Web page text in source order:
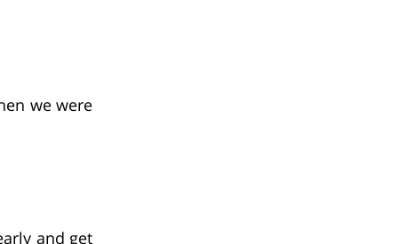
we were
and get